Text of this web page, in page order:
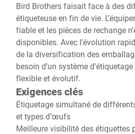
Bird Brothers faisait face à des
étiqueteuse en fin de vie.
fiable et les pièces de rechange
disponibles. Avec l'évolution
de la diversification des
besoin d’un système
flexible et évolutif.
Exigences clés
Étiquetage simultané de
et types d’œufs
Meilleure visibilité des étiquettes